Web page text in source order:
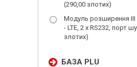
(290,00 злотих)
Модуль розширення III
- LTE, 2 x RS232, порт
злотих)
БАЗА PLU